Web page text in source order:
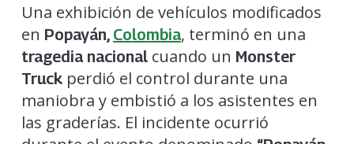
Una exhibición de vehículos modificados
en Popayán, Colombia, terminó en una
tragedia nacionalcuando un Monster
Truckperdió el control durante una
maniobra y embistió a los asistentes en
las graderías. El incidente ocurrió